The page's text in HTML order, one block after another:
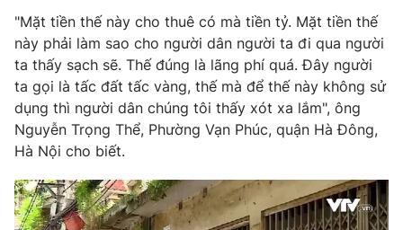
Shorts video
VTV Money VTV Thể thao
VTV Sức khoẻ Bất động sản
VTV4 Vươn mình bằng AI
"Mặt tiền thế này cho thuê có mà tiền tỷ. Mặt tiền thế
này phải làm sao cho người dân người ta đi qua người
ta thấy sạch sẽ. Thế đúng là lãng phí quá. Đây người
ta gọi là tấc đất tấc vàng, thế mà để thế này không sử
dụng thì người dân chúng tôi thấy xót xa lắm", ông
Nguyễn Trọng Thể, Phường Vạn Phúc, quận Hà Đông,
Hà Nội cho biết.